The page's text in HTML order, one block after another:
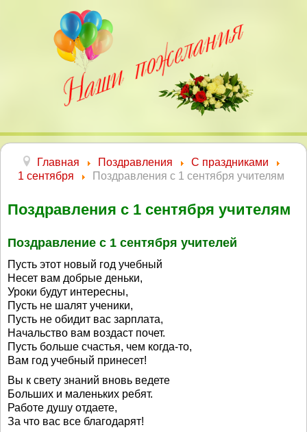
Главная Поздравления
С праздниками
1 сентября
Поздравления с 1 сентября учителям
Поздравления с 1 сентября учителям
Поздравление с 1 сентября учителей
Пусть этот новый год учебный
Несет вам добрые деньки,
Уроки будут интересны,
Пусть не шалят ученики,
Пусть не обидит вас зарплата,
Начальство вам воздаст почет.
Пусть больше счастья, чем когда-то,
Вам год учебный принесет!
Вы к свету знаний вновь ведете
Больших и маленьких ребят.
Работе душу отдаете,
За что вас все благодарят!